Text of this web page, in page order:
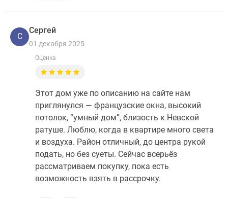
С
Сергей
01 декабря 2025
Оценка
Этот дом уже по описанию на сайте нам
приглянулся — французские окна, высокий
потолок, “умный дом”, близость к Невской
ратуше. Люблю, когда в квартире много света
и воздуха. Район отличный, до центра рукой
подать, но без суеты. Сейчас всерьёз
рассматриваем покупку, пока есть
возможность взять в рассрочку.